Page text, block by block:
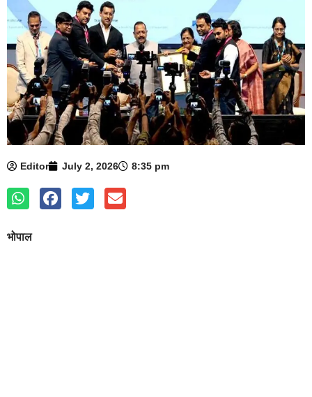
Editor July 2, 2026 8:35 pm
भोपाल